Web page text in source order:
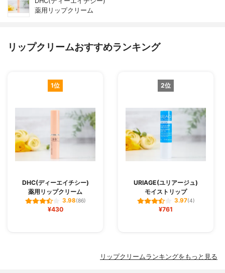
薬用リップクリーム
リップクリームおすすめランキング
1位
DHC(ディーエイチシー)
薬用リップクリーム
3.98(86)
¥430
2位
URIAGE(ユリアージュ)
モイストリップ
3.97(4)
¥761
リップクリームランキングをもっと見る